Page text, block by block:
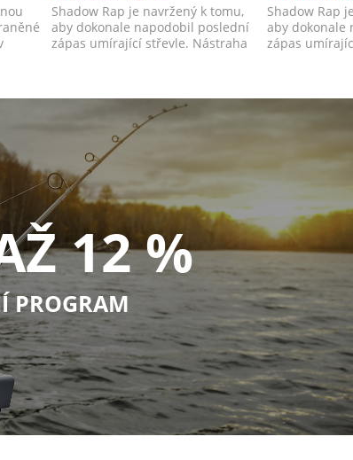
Shadow Rap je navržený k tomu,
aby dokonale napodobil poslední
zápas umírající střevle. Nástraha
Shadow Rap
aby dokonale
zápas
12 %
PROGRAM